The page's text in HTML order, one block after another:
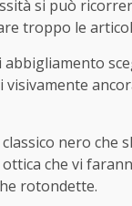
si può
troppo le
nero che
che vi
rotondette.